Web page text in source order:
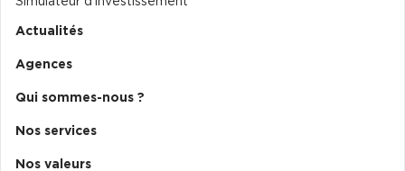
Actualités
Agences
Qui sommes-nous ?
Nos services
Nos valeurs